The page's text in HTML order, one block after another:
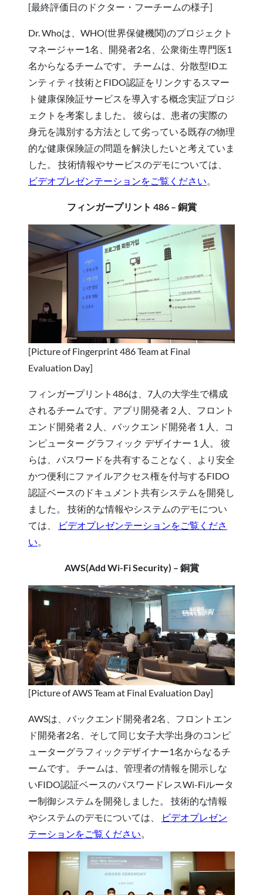
[最終評価日のドクター・フーチームの様子]
Dr. Whoは、WHO(世界保健機関)のプロジェクト
マネージャー1名、開発者2名、公衆衛生専門医1
名からなるチームです。 チームは、分散型IDエ
ンティティ技術とFIDO認証をリンクするスマー
ト健康保険証サービスを導入する概念実証プロジ
ェクトを考案しました。 彼らは、患者の実際の
身元を識別する方法として劣っている既存の物理
的な健康保険証の問題を解決したいと考えていま
した。 技術情報やサービスのデモについては、
ビデオプレゼンテーションをご覧ください。
フィンガープリント 486 – 銅賞
[Picture of Fingerprint 486 Team at Final
Evaluation Day]
フィンガープリント486は、7人の大学生で構成
されるチームです。アプリ開発者 2 人、フロント
エンド開発者 2 人、バックエンド開発者 1 人、コ
ンピューター グラフィック デザイナー 1 人。 彼
らは、パスワードを共有することなく、より安全
かつ便利にファイルアクセス権を付与するFIDO
認証ベースのドキュメント共有システムを開発し
ました。 技術的な情報やシステムのデモについ
ては、
ビデオプレゼンテーションをご覧くださ
い。
AWS(Add Wi-Fi Security) – 銅賞
[Picture of AWS Team at Final Evaluation Day]
AWSは、バックエンド開発者2名、フロントエン
ド開発者2名、そして同じ女子大学出身のコンピ
ューターグラフィックデザイナー1名からなるチ
ームです。 チームは、管理者の情報を開示しな
いFIDO認証ベースのパスワードレスWi-Fiルータ
ー制御システムを開発しました。 技術的な情報
やシステムのデモについては、
ビデオプレゼン
テーションをご覧ください。